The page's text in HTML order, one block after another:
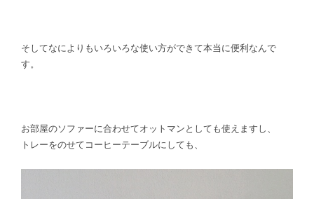
そしてなによりもいろいろな使い方ができて本当に便利なんで
す。
お部屋のソファーに合わせてオットマンとしても使えますし、
トレーをのせてコーヒーテーブルにしても、